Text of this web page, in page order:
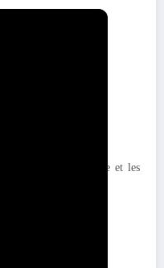
selon le type de résine et les